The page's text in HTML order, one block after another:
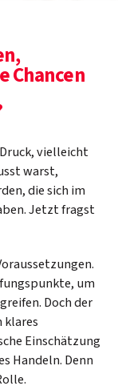
Chancen
vielleicht
warst,
die sich im
Jetzt fragst
um
Doch der
klares
Einschätzung
Handeln. Denn